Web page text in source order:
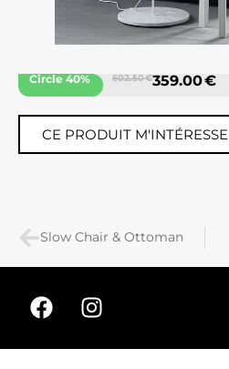
Circle 40% 602.50 €359.00 €
CE PRODUIT M'INTÉRESSE
Slow Chair & Ottoman